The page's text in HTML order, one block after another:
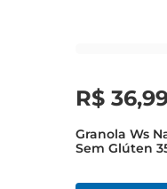
R$ 36,
Granola Ws
Sem Glúten